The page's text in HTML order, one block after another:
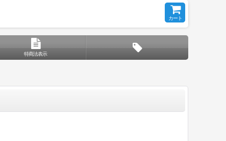
カート
特商法表示